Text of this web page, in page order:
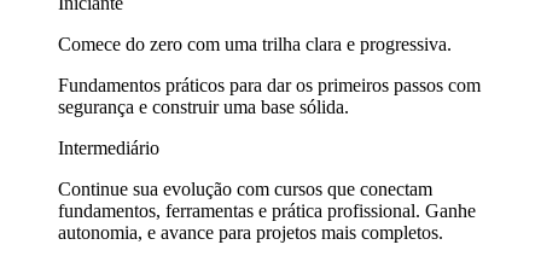
Comece do zero com uma trilha clara e progressiva.
Fundamentos práticos para dar os primeiros passos com
segurança e construir uma base sólida.
Intermediário
Continue sua evolução com cursos que conectam
fundamentos, ferramentas e prática profissional. Ganhe
autonomia, e avance para projetos mais completos.